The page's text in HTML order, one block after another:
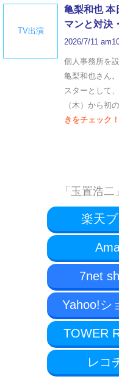
TV出演
亀梨和也
マンと対決
2026/7/11
個人事務所を
亀梨和也さん
スターとして
（木）から初
きをチェック！
「玉置浩
楽天
7net
Yahoo!シ
TOWER
レコ